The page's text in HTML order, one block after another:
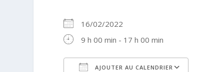
16/02/2022
9 h 00 min - 17 h 00 min
AJOUTER AU CALENDRIER